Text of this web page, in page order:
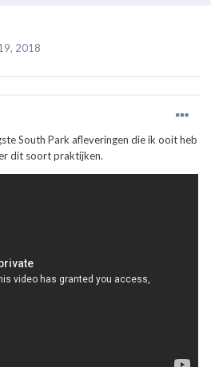
2018
South Park afleveringen die ik ooit heb
dit soort praktijken.